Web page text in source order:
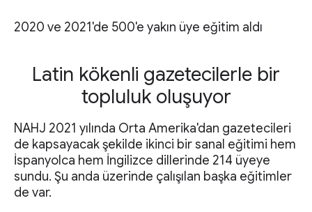
2020 ve 2021'de 500'e yakın üye eğitim aldı
Latin kökenli gazetecilerle bir
topluluk oluşuyor
NAHJ 2021 yılında Orta Amerika'dan gazetecileri
de kapsayacak şekilde ikinci bir sanal eğitimi hem
İspanyolca hem İngilizce dillerinde 214 üyeye
sundu. Şu anda üzerinde çalışılan başka eğitimler
de var.